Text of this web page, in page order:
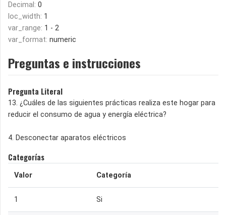
Decimal: 0
loc_width: 1
var_range: 1 - 2
var_format: numeric
Preguntas e instrucciones
Pregunta Literal
13. ¿Cuáles de las siguientes prácticas realiza este hogar para
reducir el consumo de agua y energía eléctrica?
4. Desconectar aparatos eléctricos
Categorías
Valor Categoría
1 Si